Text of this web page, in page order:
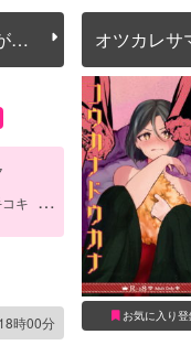
な
キ
時00分
オツカレサ
お気に入り登